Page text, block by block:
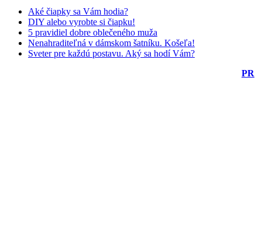
Aké čiapky sa Vám hodia?
DIY alebo vyrobte si čiapku!
5 pravidiel dobre oblečeného muža
Nenahraditeľná v dámskom šatníku. Košeľa!
Sveter pre každú postavu. Aký sa hodí Vám?
PR